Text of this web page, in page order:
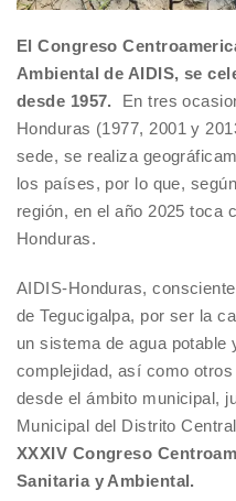
El Congreso
Ambiental de AIDIS, se
desde 1957.
En tres
Honduras (1977, 2001 y
sede, se realiza
los países, por lo que,
región, en el año 2025 toca
Honduras.
AIDIS-Honduras,
de Tegucigalpa, por ser la
un sistema de agua potable
complejidad, así como
desde el ámbito municipal,
Municipal del Distrito
XXXIV Congreso
Sanitaria y Ambiental.